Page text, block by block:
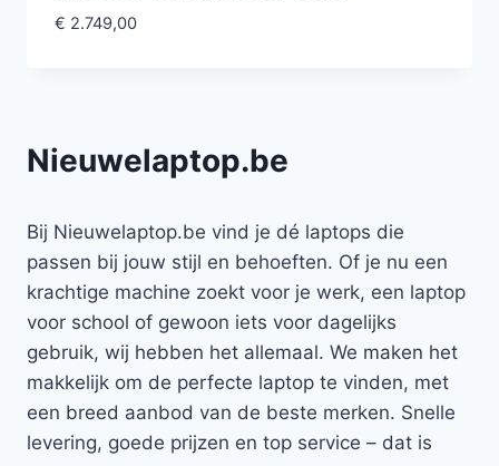
€ 2.749,00
Nieuwelaptop.be
Bij Nieuwelaptop.be vind je dé laptops die
passen bij jouw stijl en behoeften. Of je nu een
krachtige machine zoekt voor je werk, een laptop
voor school of gewoon iets voor dagelijks
gebruik, wij hebben het allemaal. We maken het
makkelijk om de perfecte laptop te vinden, met
een breed aanbod van de beste merken. Snelle
levering, goede prijzen en top service – dat is